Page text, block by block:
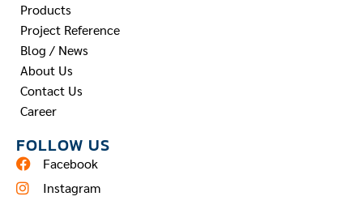
Products
Project Reference
Blog / News
About Us
Contact Us
Career
FOLLOW US
Facebook
Instagram